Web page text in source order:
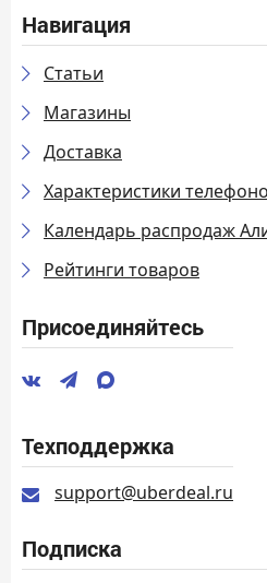
Навигация
Статьи
Магазины
Доставка
Характеристики
Календарь распродаж
Рейтинги товаров
Присоединяйтесь
Техподдержка
support@uberdeal.ru
Подписка